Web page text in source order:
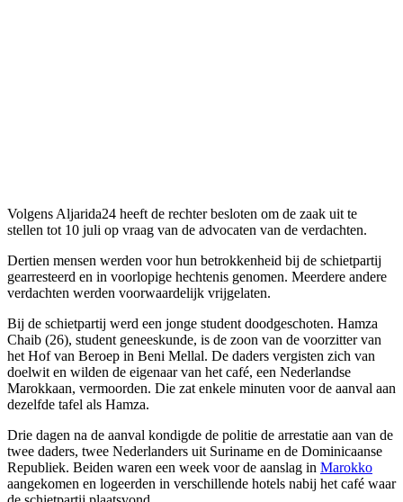
Volgens Aljarida24 heeft de rechter besloten om de zaak uit te
stellen tot 10 juli op vraag van de advocaten van de verdachten.
Dertien mensen werden voor hun betrokkenheid bij de schietpartij
gearresteerd en in voorlopige hechtenis genomen. Meerdere andere
verdachten werden voorwaardelijk vrijgelaten.
Bij de schietpartij werd een jonge student doodgeschoten. Hamza
Chaib (26), student geneeskunde, is de zoon van de voorzitter van
het Hof van Beroep in Beni Mellal. De daders vergisten zich van
doelwit en wilden de eigenaar van het café, een Nederlandse
Marokkaan, vermoorden. Die zat enkele minuten voor de aanval aan
dezelfde tafel als Hamza.
Drie dagen na de aanval kondigde de politie de arrestatie aan van de
twee daders, twee Nederlanders uit Suriname en de Dominicaanse
Republiek. Beiden waren een week voor de aanslag in Marokko
aangekomen en logeerden in verschillende hotels nabij het café waar